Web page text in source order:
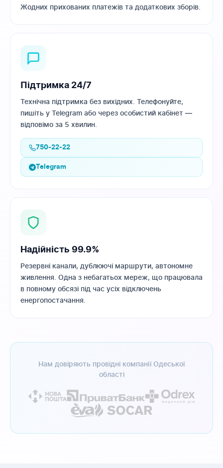
Жодних прихованих платежів та додаткових зборів.
Підтримка 24/7
Технічна підтримка без вихідних. Телефонуйте,
пишіть у Telegram або через особистий кабінет —
відповімо за 5 хвилин.
750-22-22
Telegram
Надійність 99.9%
Резервні канали, дублюючі маршрути, автономне
живлення. Одна з небагатьох мереж, що працювала
в повному обсязі під час усіх відключень
енергопостачання.
Нам довіряють провідні компанії Одеської
області